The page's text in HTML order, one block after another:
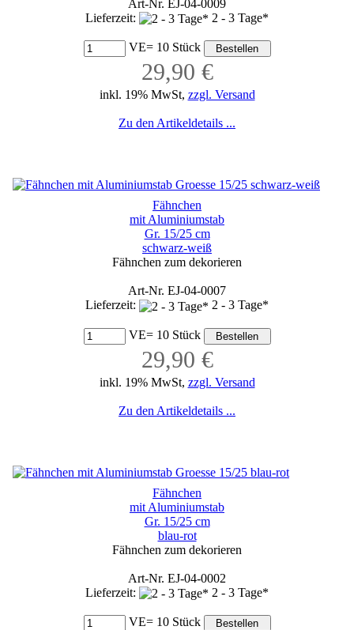
Art-Nr. EJ-04-0009
Lieferzeit:
2 - 3 Tage*
VE= 10 Stück
29,90 €
inkl. 19% MwSt, zzgl. Versand
Zu den Artikeldetails ...
Fähnchen
mit Aluminiumstab
Gr. 15/25 cm
schwarz-weiß
Fähnchen zum dekorieren
Art-Nr. EJ-04-0007
Lieferzeit:
2 - 3 Tage*
VE= 10 Stück
29,90 €
inkl. 19% MwSt, zzgl. Versand
Zu den Artikeldetails ...
Fähnchen
mit Aluminiumstab
Gr. 15/25 cm
blau-rot
Fähnchen zum dekorieren
Art-Nr. EJ-04-0002
Lieferzeit:
2 - 3 Tage*
VE= 10 Stück